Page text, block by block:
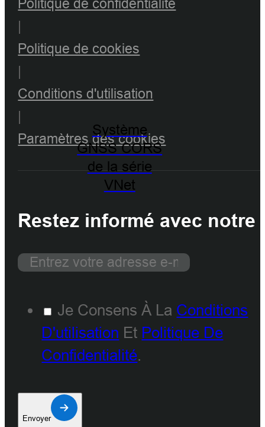
Système
GNSS CORS
de la série
VNet
Politique de confidentialité
Politique de cookies
Conditions d'utilisation
Paramètres des cookies
Restez informé avec notre
Je Consens À La Conditions
D'utilisation Et Politique De
Confidentialité.
Envoyer